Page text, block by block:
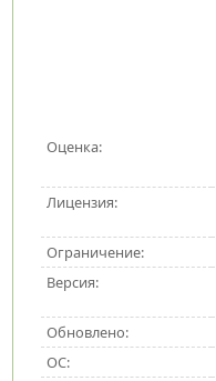
Оценка:
Лицензия:
Ограничение:
Версия:
Обновлено:
ОС: